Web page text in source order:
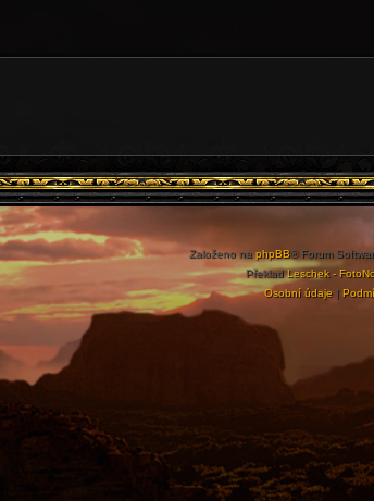
Založeno na phpBB® Forum
PřekladLeschek -
Osobní údaje |